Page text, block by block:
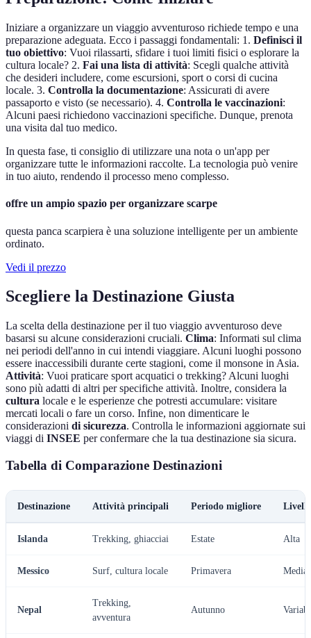
Iniziare a organizzare un viaggio avventuroso richiede tempo e una
preparazione adeguata. Ecco i passaggi fondamentali: 1. Definisci il
tuo obiettivo: Vuoi rilassarti, sfidare i tuoi limiti fisici o esplorare la
cultura locale? 2. Fai una lista di attività: Scegli qualche attività
che desideri includere, come escursioni, sport o corsi di cucina
locale. 3. Controlla la documentazione: Assicurati di avere
passaporto e visto (se necessario). 4. Controlla le vaccinazioni:
Alcuni paesi richiedono vaccinazioni specifiche. Dunque, prenota
una visita dal tuo medico.
In questa fase, ti consiglio di utilizzare una nota o un'app per
organizzare tutte le informazioni raccolte. La tecnologia può venire
in tuo aiuto, rendendo il processo meno complesso.
offre un ampio spazio per organizzare scarpe
questa panca scarpiera è una soluzione intelligente per un ambiente
ordinato.
Vedi il prezzo
Scegliere la Destinazione Giusta
La scelta della destinazione per il tuo viaggio avventuroso deve
basarsi su alcune considerazioni cruciali. Clima: Informati sul clima
nei periodi dell'anno in cui intendi viaggiare. Alcuni luoghi possono
essere inaccessibili durante certe stagioni, come il monsone in Asia.
Attività: Vuoi praticare sport acquatici o trekking? Alcuni luoghi
sono più adatti di altri per specifiche attività. Inoltre, considera la
cultura locale e le esperienze che potresti accumulare: visitare
mercati locali o fare un corso. Infine, non dimenticare le
considerazioni di sicurezza. Controlla le informazioni aggiornate sui
viaggi di INSEE per confermare che la tua destinazione sia sicura.
Tabella di Comparazione Destinazioni
Destinazione Attività principali Periodo migliore
Islanda Trekking, ghiacciai Estate Alta
Messico Surf, cultura locale Primavera Media
Nepal
Trekking,
avventura
Autunno